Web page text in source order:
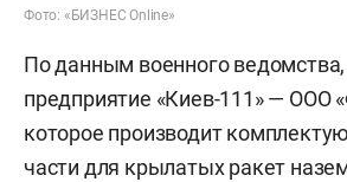
Фото: «БИЗНЕС Online»
По данным военного
предприятие «Киев-111» — ООО
которое производит
части для крылатых ракет